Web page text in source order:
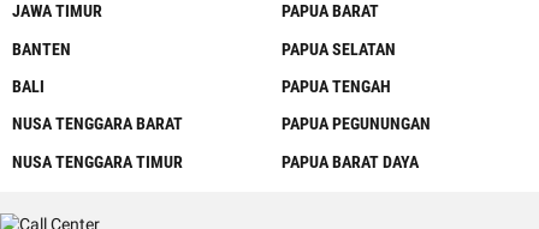
JAWA TIMUR
BANTEN
BALI
NUSA TENGGARA BARAT
NUSA TENGGARA TIMUR
PAPUA BARAT
PAPUA SELATAN
PAPUA TENGAH
PAPUA PEGUNUNGAN
PAPUA BARAT DAYA